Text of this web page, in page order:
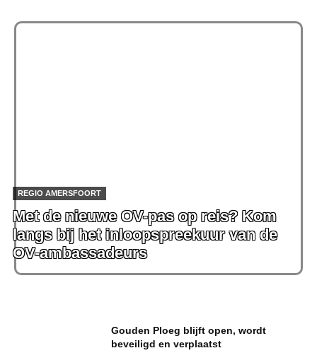
REGIO AMERSFOORT
Met de nieuwe OV-pas op reis? Kom
langs bij het inloopspreekuur van de
OV-ambassadeurs
Gouden Ploeg blijft open, wordt
beveiligd en verplaatst